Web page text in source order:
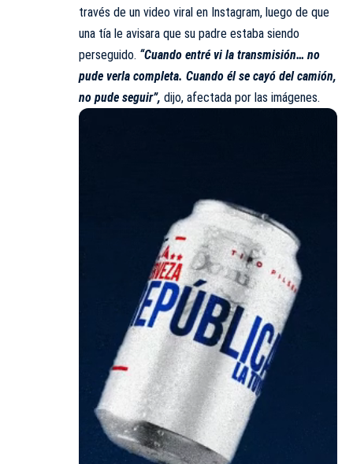
través de un video viral en Instagram, luego de que
una tía le avisara que su padre estaba siendo
perseguido. “Cuando entré vi la transmisión… no
pude verla completa. Cuando él se cayó del camión,
no pude seguir”, dijo, afectada por las imágenes.